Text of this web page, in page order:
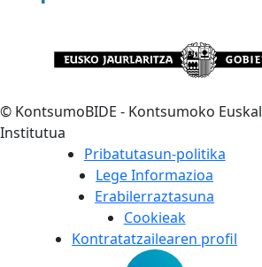
© KontsumoBIDE - Kontsumoko Euskal
Institutua
Pribatutasun-politika
Lege Informazioa
Erabilerraztasuna
Cookieak
Kontratatzailearen profil